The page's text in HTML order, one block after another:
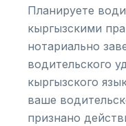
Планируете
кыргызскими
нотариально
водительского
кыргызского
ваше
признано